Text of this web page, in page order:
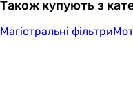
Також купують з
Магістральні фільтри